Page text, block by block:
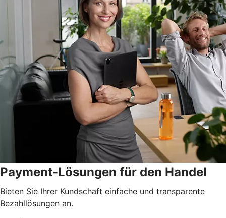
Payment-Lösungen für den Handel
Bieten Sie Ihrer Kundschaft einfache und transparente
Bezahllösungen an.